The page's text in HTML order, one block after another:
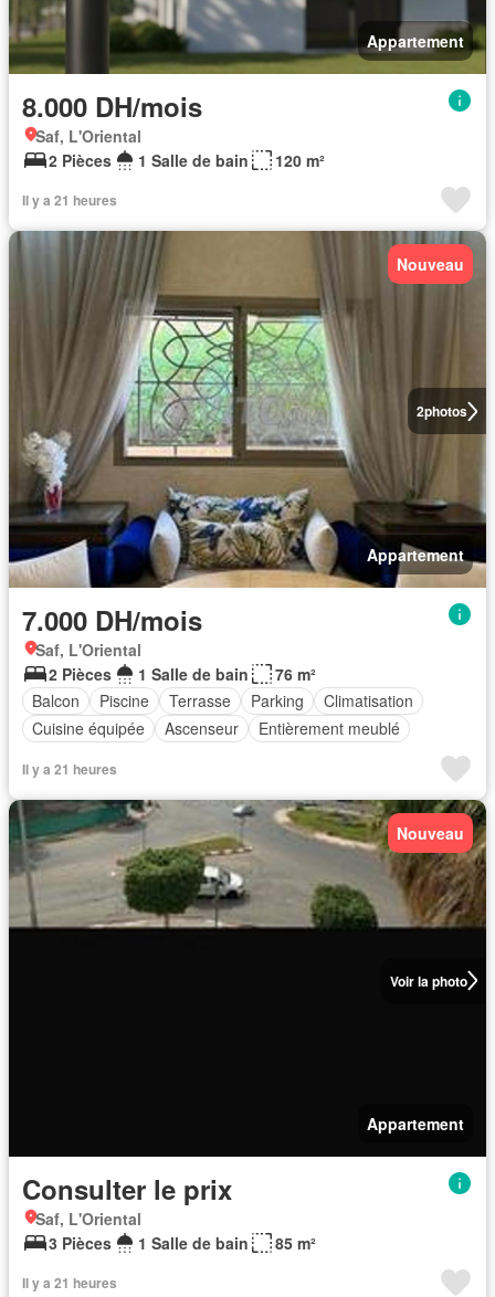
Appartement
8.000 DH/mois
Saf, L'Oriental
2 Pièces
1 Salle de bain 120 m²
Il y a 21 heures
2photos
Nouveau
Appartement
7.000 DH/mois
Saf, L'Oriental
2 Pièces
1 Salle de bain
76 m²
Balcon
Piscine Terrasse Parking
Climatisation
Cuisine équipée
Ascenseur Entièrement meublé
Il y a 21 heures
Voir la photo
Nouveau
Appartement
Consulter le prix
Saf, L'Oriental
3 Pièces
1 Salle de bain 85 m²
Il y a 21 heures